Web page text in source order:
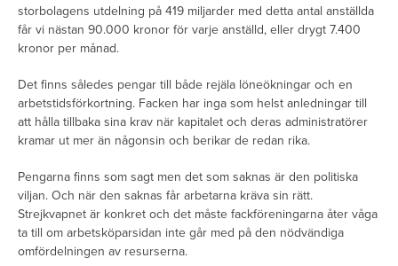
storbolagens utdelning på 419 miljarder med detta antal anställda
får vi nästan 90.000 kronor för varje anställd, eller drygt 7.400
kronor per månad.
Det finns således pengar till både rejäla löneökningar och en
arbetstidsförkortning. Facken har inga som helst anledningar till
att hålla tillbaka sina krav när kapitalet och deras administratörer
kramar ut mer än någonsin och berikar de redan rika.
Pengarna finns som sagt men det som saknas är den politiska
viljan. Och när den saknas får arbetarna kräva sin rätt.
Strejkvapnet är konkret och det måste fackföreningarna åter våga
ta till om arbetsköparsidan inte går med på den nödvändiga
omfördelningen av resurserna.